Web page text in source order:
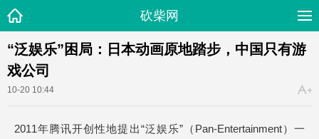
砍柴网
“泛娱乐”困局：日本动画原地踏步，中国只有游
戏公司
10-20 10:44
2011年腾讯开创性地提出“泛娱乐”（Pan-Entertainment）一